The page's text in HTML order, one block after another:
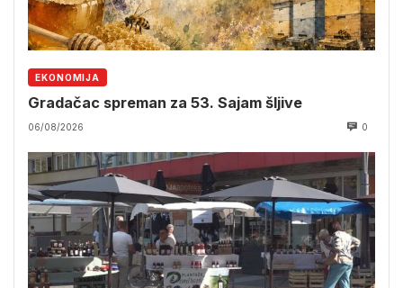
EKONOMIJA
Gradačac spreman za 53. Sajam šljive
06/08/2026 0